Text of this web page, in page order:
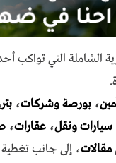
الشاملة التي تواكب
، بورصة وشركات،
سيارات ونقل، عقارات،
مقالات، إلى جانب تغطية